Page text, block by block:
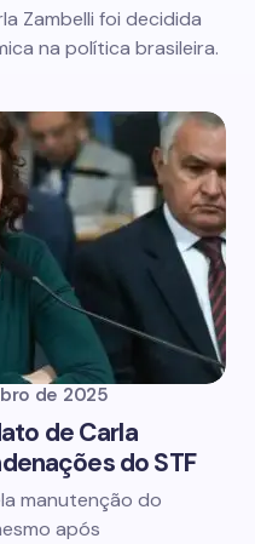
Zambelli foi decidida
na política brasileira.
de 2025
de Carla
do STF
manutenção do
após